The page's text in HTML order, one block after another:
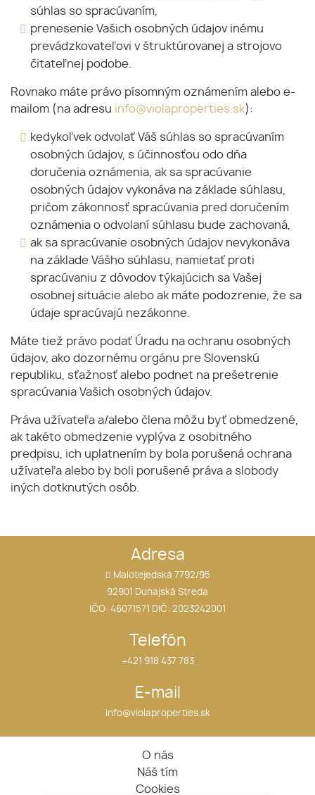
súhlas so spracúvaním,
prenesenie Vašich osobných údajov inému
prevádzkovateľovi v štruktúrovanej a strojovo
čitateľnej podobe.
Rovnako máte právo písomným oznámením alebo e-
mailom (na adresu info@violaproperties.sk):
kedykoľvek odvolať Váš súhlas so spracúvaním
osobných údajov, s účinnosťou odo dňa
doručenia oznámenia, ak sa spracúvanie
osobných údajov vykonáva na základe súhlasu,
pričom zákonnosť spracúvania pred doručením
oznámenia o odvolaní súhlasu bude zachovaná,
ak sa spracúvanie osobných údajov nevykonáva
na základe Vášho súhlasu, namietať proti
spracúvaniu z dôvodov týkajúcich sa Vašej
osobnej situácie alebo ak máte podozrenie, že sa
údaje spracúvajú nezákonne.
Máte tiež právo podať Úradu na ochranu osobných
údajov, ako dozornému orgánu pre Slovenskú
republiku, sťažnosť alebo podnet na prešetrenie
spracúvania Vašich osobných údajov.
Práva užívateľa a/alebo člena môžu byť obmedzené,
ak takéto obmedzenie vyplýva z osobitného
predpisu, ich uplatnením by bola porušená ochrana
užívateľa alebo by boli porušené práva a slobody
iných dotknutých osôb.
Adresa
Malotejedská 7792/95
92901 Dunajská Streda
IČO: 46071571 DIČ: 2023242001
Telefón
+421 918 437 783
E-mail
info@violaproperties.sk
O nás
Náš tím
Cookies